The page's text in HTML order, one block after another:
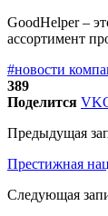
GoodHelper –
ассортимент
#новости
389
Поделится VK
Предыдущая
Престижная
Следующая